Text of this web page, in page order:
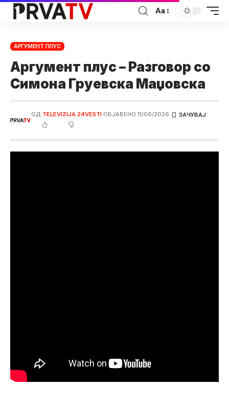
Аа
АРГУМЕНТ ПЛУС
Аргумент плус – Разговор со
Симона Груевска Маџовска
ОД:TELEVIZIJA 24VESTI ОБЈАВЕНО 11/06/2026